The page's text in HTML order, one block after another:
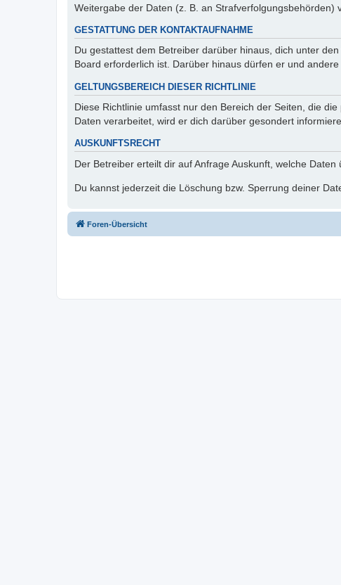
Weitergabe der Daten (z. B. an
GESTATTUNG DER KONTAKTAUFNAHME
Du gestattest dem Betreiber darüber hinaus, dich unter
Board erforderlich ist. Darüber hinaus dürfen er und
GELTUNGSBEREICH DIESER RICHTLINIE
Diese Richtlinie umfasst nur den Bereich der Seiten, die
Daten verarbeitet, wird er dich darüber gesondert
AUSKUNFTSRECHT
Der Betreiber erteilt dir auf Anfrage Auskunft, welche Daten
Du kannst jederzeit die Löschung bzw. Sperrung deiner
Foren-Übersicht